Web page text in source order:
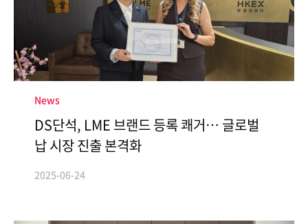
Contact
News
DS단석, LME 브랜드 등록 쾌거… 글로벌
납 시장 진출 본격화
2025-06-24